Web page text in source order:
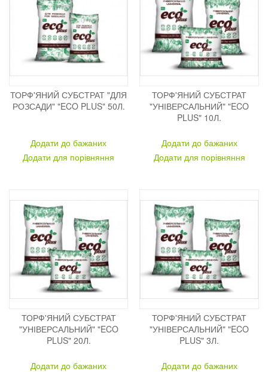
ТОРФ'ЯНИЙ СУБСТРАТ "ДЛЯ
РОЗСАДИ" "ECO PLUS" 50Л.
Додати до бажаних
Додати для порівняння
ТОРФ'ЯНИЙ СУБСТРАТ
"УНІВЕРСАЛЬНИЙ" "ECO
PLUS" 10Л.
Додати до бажаних
Додати для порівняння
ТОРФ'ЯНИЙ СУБСТРАТ
"УНІВЕРСАЛЬНИЙ" "ECO
PLUS" 20Л.
Додати до бажаних
ТОРФ'ЯНИЙ СУБСТРАТ
"УНІВЕРСАЛЬНИЙ" "ECO
PLUS" 3Л.
Додати до бажаних